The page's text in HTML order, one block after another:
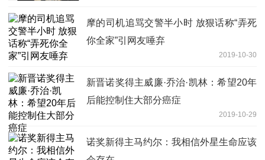
摩的司机追骂交警半小时 放狠话称“弄死
你全家”引网友唾弃
2019-10-30
新晋诺奖得主威廉·乔治·凯林：希望20年
后能控制住大部分癌症
2019-10-29
诺奖新得主马约尔：我相信外星生命应该